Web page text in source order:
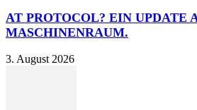
AT PROTOCOL? EIN UPDATE
MASCHINENRAUM.
3. August 2026